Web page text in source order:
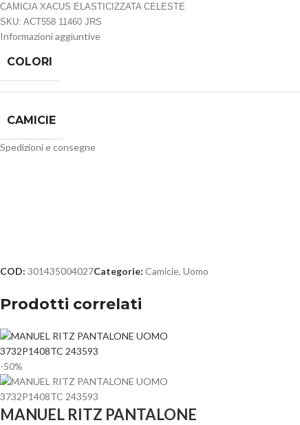
CAMICIA XACUS ELASTICIZZATA CELESTE
SKU: ACT558 11460 JRS
Informazioni aggiuntive
COLORI
CAMICIE
Spedizioni e consegne
COD: 301435004027Categorie: Camicie, Uomo
Prodotti correlati
-50%
MANUEL RITZ PANTALONE